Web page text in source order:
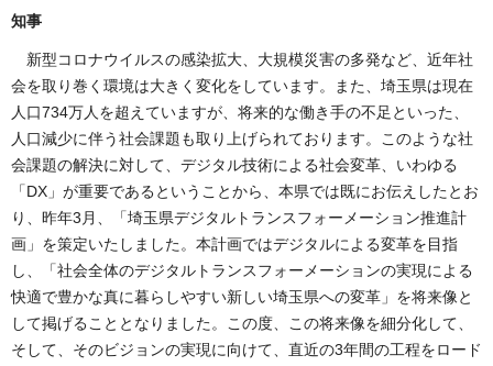
知事
新型コロナウイルスの感染拡大、大規模災害の多発など、近年社
会を取り巻く環境は大きく変化をしています。また、埼玉県は現在
人口734万人を超えていますが、将来的な働き手の不足といった、
人口減少に伴う社会課題も取り上げられております。このような社
会課題の解決に対して、デジタル技術による社会変革、いわゆる
「DX」が重要であるということから、本県では既にお伝えしたとお
り、昨年3月、「埼玉県デジタルトランスフォーメーション推進計
画」を策定いたしました。本計画ではデジタルによる変革を目指
し、「社会全体のデジタルトランスフォーメーションの実現による
快適で豊かな真に暮らしやすい新しい埼玉県への変革」を将来像と
して掲げることとなりました。この度、この将来像を細分化して、
そして、そのビジョンの実現に向けて、直近の3年間の工程をロード